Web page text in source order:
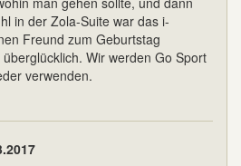
in der Zola-Suite war das i-
Freund zum Geburtstag
Wir werden Go Sport
verwenden.